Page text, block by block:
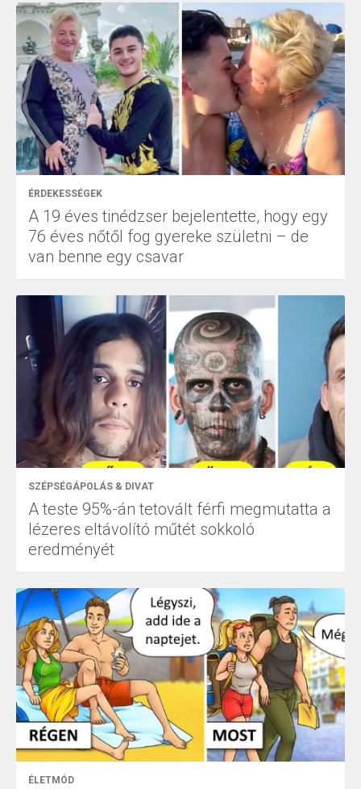
ÉRDEKESSÉGEK
A 19 éves tinédzser bejelentette, hogy egy
76 éves nőtől fog gyereke születni – de
van benne egy csavar
SZÉPSÉGÁPOLÁS & DIVAT
A teste 95%-án tetovált férfi megmutatta a
lézeres eltávolító műtét sokkoló
eredményét
ÉLETMÓD